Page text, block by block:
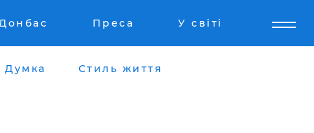
Преса У світі
Думка Стиль життя